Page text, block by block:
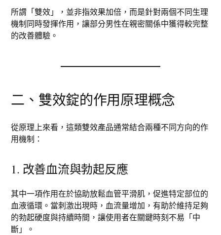
所謂「雙效」，並非指效果加倍，而是針對兩個不同生理
機制同時發揮作用，讓部分男性在親密關係中獲得較完整
的改善體驗。
二、雙效錠的作用原理概念
從原理上來看，這類雙效產品通常結合兩種不同方向的作
用機制：
1. 改善血流與勃起反應
其中一項作用在於協助放鬆血管平滑肌，促進特定部位的
血液循環。當刺激出現時，血流量增加，有助於維持足夠
的勃起硬度與持續時間，讓使用者在關鍵時刻不易「中
斷」。